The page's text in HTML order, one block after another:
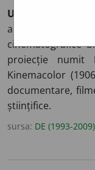
URBAN, Charles
american.
cinematografice
proiecție numit
Kinemacolor
documentare,
științifice.
sursa: DE (1993-2009)